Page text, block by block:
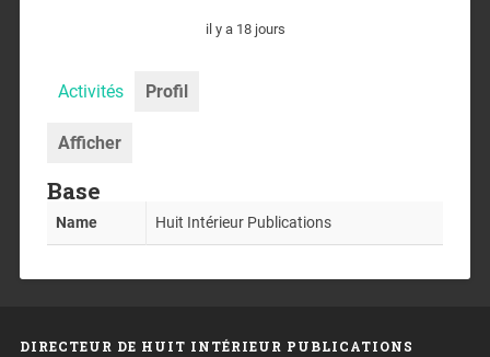
il y a 18 jours
Activités Profil
Afficher
Base
Name Huit Intérieur Publications
DIRECTEUR DE HUIT INTÉRIEUR PUBLICATIONS